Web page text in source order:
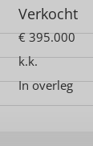
Verkocht
€ 395.000
k.k.
In overleg